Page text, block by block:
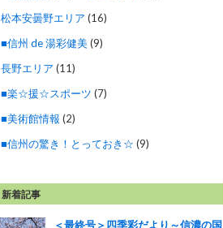
松本安曇野エリア (16)
■信州 de 湯彩健美(9)
長野エリア (11)
■楽☆援☆スポーツ (7)
■美術館情報 (2)
■信州の驚き！とっておき☆ (9)
新着記事
＜最終号＞四季彩だより～信濃の国